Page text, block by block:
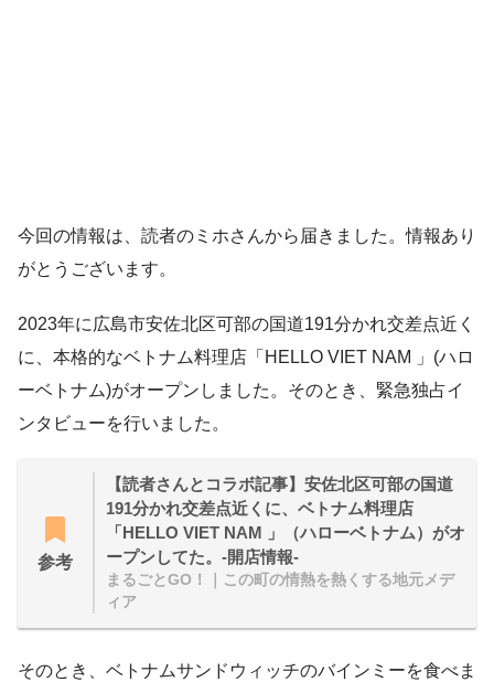
今回の情報は、読者のミホさんから届きました。情報あり
がとうございます。
2023年に広島市安佐北区可部の国道191分かれ交差点近く
に、本格的なベトナム料理店「HELLO VIET NAM 」(ハロ
ーベトナム)がオープンしました。そのとき、緊急独占イ
ンタビューを行いました。
参考
【読者さんとコラボ記事】安佐北区可部の国道
191分かれ交差点近くに、ベトナム料理店
「HELLO VIET NAM 」（ハローベトナム）がオ
ープンしてた。-開店情報-
まるごとGO！｜この町の情熱を熱くする地元メデ
ィア
そのとき、ベトナムサンドウィッチのバインミーを食べま